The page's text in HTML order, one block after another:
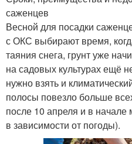
саженцев
Весной для посадки
с ОКС выбирают время,
таяния снега, грунт уже
на садовых культурах ещё
нужно взять и
полосы повезло больше
после 10 апреля и в начале
в зависимости от погоды).